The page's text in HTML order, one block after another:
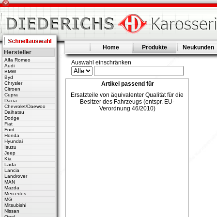
Home Produkte Neukunden
Hersteller
Alfa Romeo
Audi
BMW
Byd
Chrysler
Citroen
Cupra
Dacia
Chevrolet/Daewoo
Daihatsu
Dodge
Fiat
Ford
Honda
Hyundai
Isuzu
Jeep
Kia
Lada
Lancia
Landrover
MAN
Mazda
Mercedes
MG
Mitsubishi
Nissan
Auswahl einschränken
Artikel passend für
Ersatzteile von äquivalenter Qualität für die
Besitzer des Fahrzeugs (entspr. EU-
Verordnung 46/2010)